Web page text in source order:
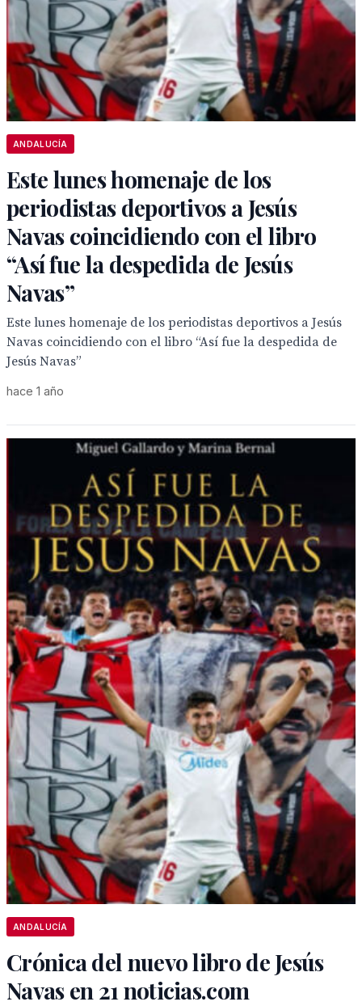
ANDALUCÍA
Este lunes homenaje de los
periodistas deportivos a Jesús
Navas coincidiendo con el libro
“Así fue la despedida de Jesús
Navas”
Este lunes homenaje de los periodistas deportivos a Jesús
Navas coincidiendo con el libro “Así fue la despedida de
Jesús Navas”
hace 1 año
ANDALUCÍA
Crónica del nuevo libro de Jesús
Navas en 21 noticias.com